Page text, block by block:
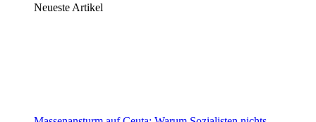
Neueste Artikel